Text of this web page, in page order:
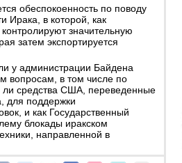
обеспокоенность по поводу
Ирака, в которой, как
значительную
затем экспортируется
у администрации Байдена
вопросам, в том числе по
ли средства США, переведенные
для поддержки
и как Государственный
блокады иракском
направленной в